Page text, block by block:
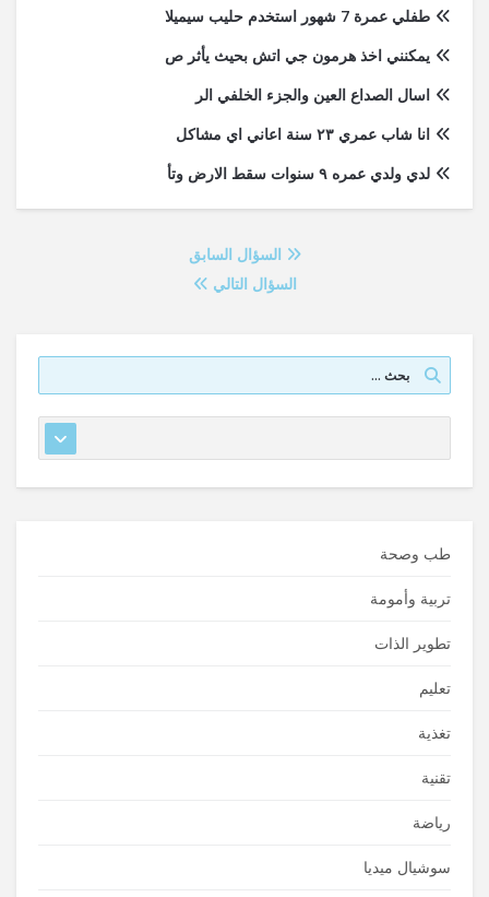
طفلي عمرة 7 شهور استخدم حليب سيميلا
يمكنني اخذ هرمون جي اتش بحيث يأثر ص
اسال الصداع العين والجزء الخلفي الر
انا شاب عمري ٢٣ سنة اعاني اي مشاكل
لدي ولدي عمره ٩ سنوات سقط الارض وتأ
السؤال السابق
السؤال التالي
طب وصحة
تربية وأمومة
تطوير الذات
تعليم
تغذية
تقنية
رياضة
سوشيال ميديا